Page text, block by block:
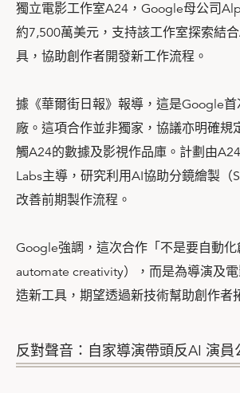
獨立電影工作室A24，Google母公司
約7,500萬美元，支持該工作室探索結
具，協助創作者開發新工作流程。
據《華爾街日報》報導，這是Google
廠。這項合作並非獨家，協議亦明確規
觸A24的數據及影視作品庫。計劃由
Labs主導，研究利用AI協助分鏡繪製（
改善前期製作流程。
Google強調，這次合作「不是要自動
automate creativity），而是為導演及
造新工具，期望透過新技術幫助創作者
反對聲音：自家導演帶頭反AI 演員